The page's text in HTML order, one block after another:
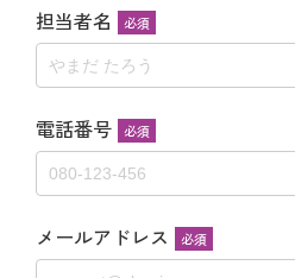
担当者名 必須
電話番号 必須
メールアドレス 必須